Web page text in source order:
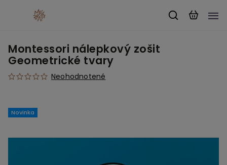
Montessori nálepkový zošit
Geometrické tvary
Neohodnotené
Novinka